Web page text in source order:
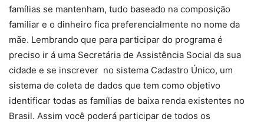
famílias se mantenham, tudo baseado na composição
familiar e o dinheiro fica preferencialmente no nome da
mãe. Lembrando que para participar do programa é
preciso ir á uma Secretária de Assistência Social da sua
cidade e se inscrever no sistema Cadastro Único, um
sistema de coleta de dados que tem como objetivo
identificar todas as famílias de baixa renda existentes no
Brasil. Assim você poderá participar de todos os